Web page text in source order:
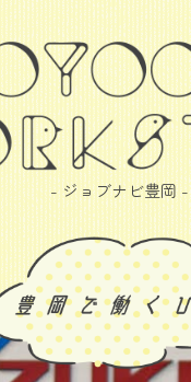
- ジョブナビ豊岡 -